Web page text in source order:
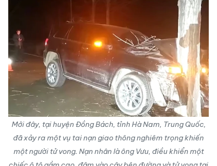
Mới đây, tại huyện Đồng Bách, tỉnh Hà Nam, Trung Quốc,
đã xảy ra một vụ tai nạn giao thông nghiêm trọng khiến
một người tử vong. Nạn nhân là ông Vưu, điều khiển một